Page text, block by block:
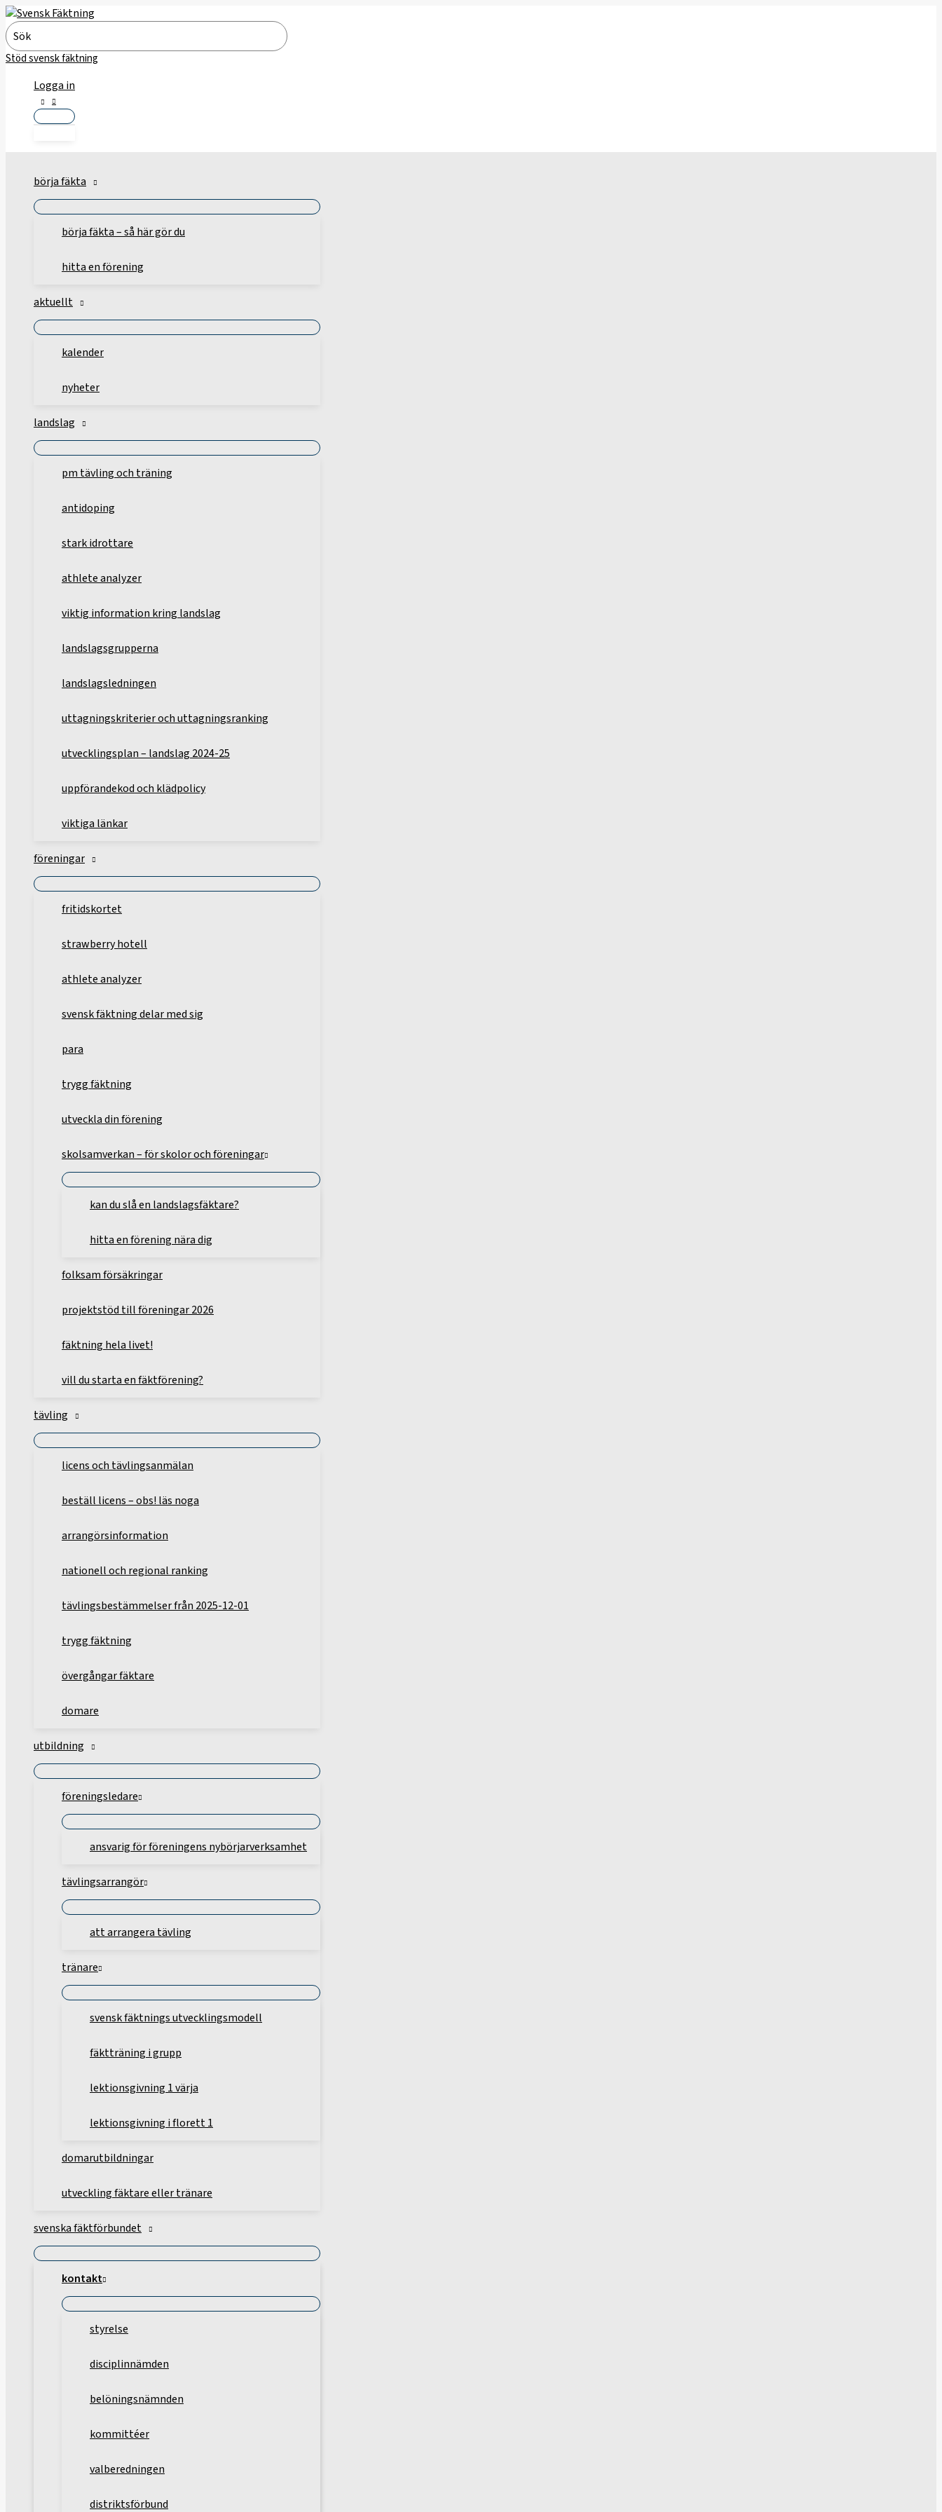
Hoppa
till
innehåll
Search
for:
Stöd svensk fäktning
Logga in
börja fäkta
börja fäkta – så här gör du
hitta en förening
aktuellt
kalender
nyheter
landslag
pm tävling och träning
antidoping
stark idrottare
athlete analyzer
viktig information kring landslag
landslagsgrupperna
landslagsledningen
uttagningskriterier och uttagningsranking
utvecklingsplan – landslag 2024-25
uppförandekod och klädpolicy
viktiga länkar
föreningar
fritidskortet
strawberry hotell
athlete analyzer
svensk fäktning delar med sig
para
trygg fäktning
utveckla din förening
skolsamverkan – för skolor och föreningar
kan du slå en landslagsfäktare?
hitta en förening nära dig
folksam försäkringar
projektstöd till föreningar 2026
fäktning hela livet!
vill du starta en fäktförening?
tävling
licens och tävlingsanmälan
beställ licens – obs! läs noga
arrangörsinformation
nationell och regional ranking
tävlingsbestämmelser från 2025-12-01
trygg fäktning
övergångar fäktare
domare
utbildning
föreningsledare
ansvarig för föreningens nybörjarverksamhet
tävlingsarrangör
att arrangera tävling
tränare
svensk fäktnings utvecklingsmodell
fäktträning i grupp
lektionsgivning 1 värja
lektionsgivning i florett 1
domarutbildningar
utveckling fäktare eller tränare
svenska fäktförbundet
kontakt
styrelse
disciplinnämden
belöningsnämnden
kommittéer
valberedningen
distriktsförbund